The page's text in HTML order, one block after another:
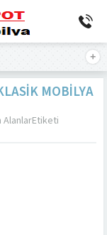
MOBILYA
AlanlarEtiketi